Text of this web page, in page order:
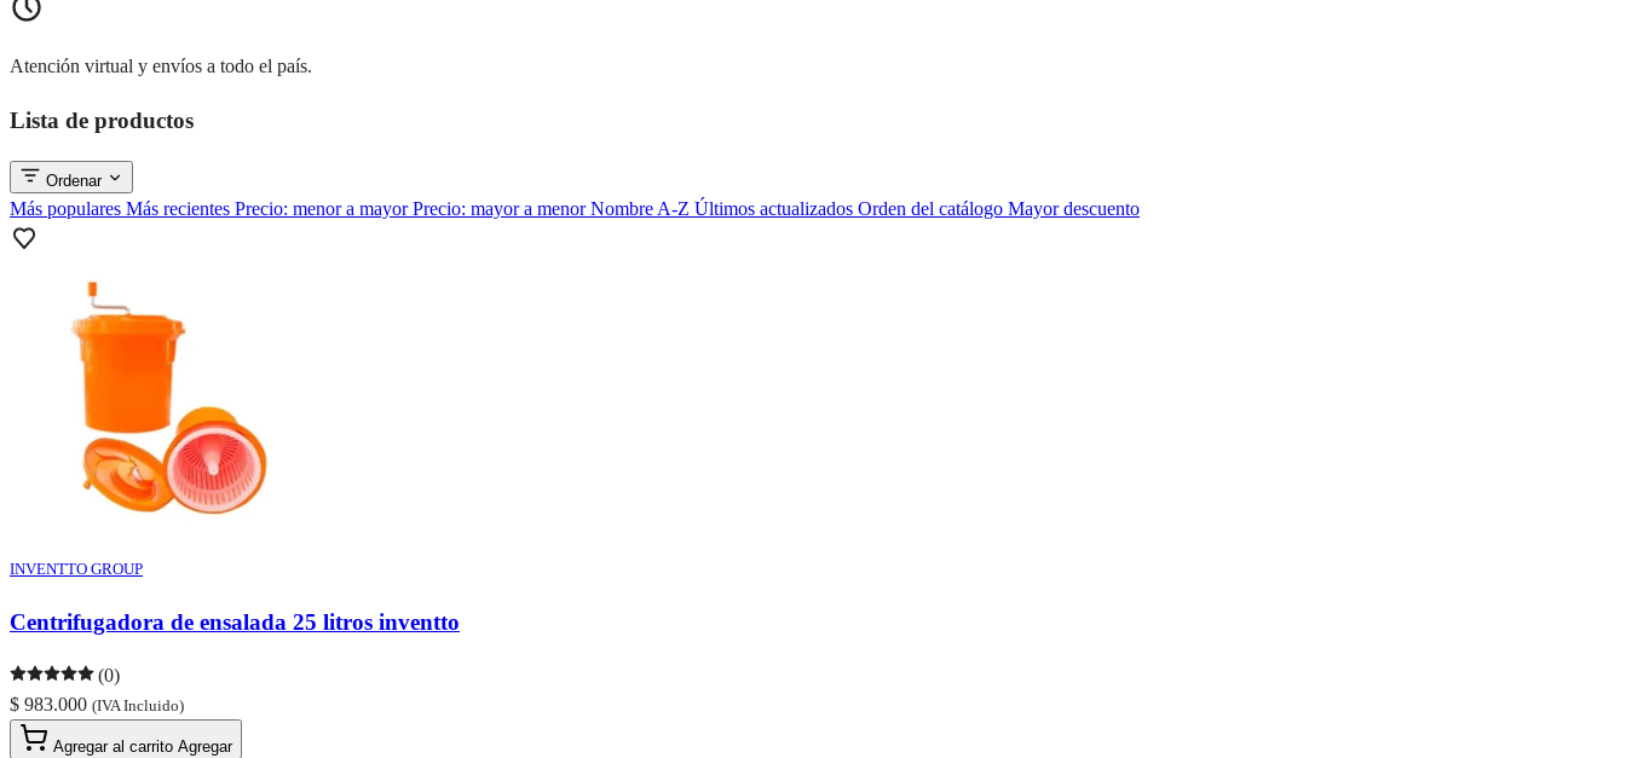
Atención virtual y envíos a todo el país.
Lista de productos
Ordenar
Más populares Más recientes Precio: menor a mayorPrecio: mayor a menorNombre A-Z Últimos actualizados Orden del catálogo Mayor descuento
INVENTTO GROUP
Centrifugadora de ensalada 25 litros inventto
(0)
$ 983.000 (IVA Incluido)
Agregar al carrito Agregar